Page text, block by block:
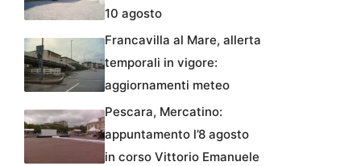
10 agosto
Francavilla al Mare, allerta
temporali in vigore:
aggiornamenti meteo
Pescara, Mercatino:
appuntamento l’8 agosto
in corso Vittorio Emanuele